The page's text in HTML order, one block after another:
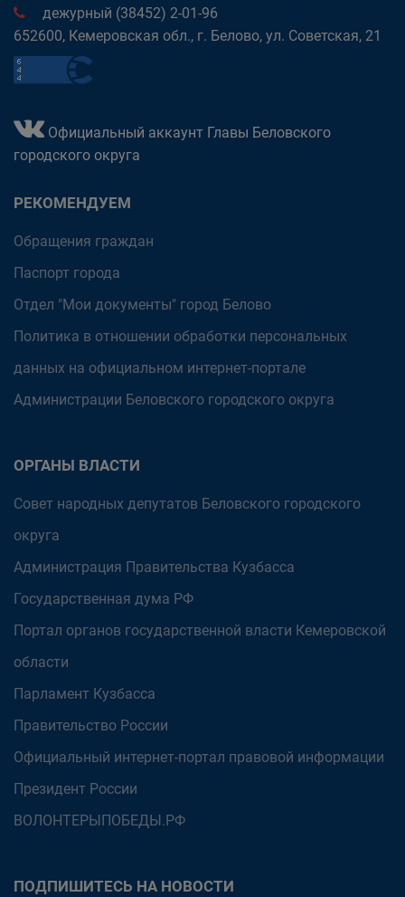
дежурный (38452) 2-01-96
652600, Кемеровская обл., г. Белово, ул. Советская, 21
Официальный аккаунт Главы Беловского
городского округа
РЕКОМЕНДУЕМ
Обращения граждан
Паспорт города
Отдел "Мои документы" город Белово
Политика в отношении обработки персональных
данных на официальном интернет-портале
Администрации Беловского городского округа
ОРГАНЫ ВЛАСТИ
Совет народных депутатов Беловского городского
округа
Администрация Правительства Кузбасса
Государственная дума РФ
Портал органов государственной власти Кемеровской
области
Парламент Кузбасса
Правительство России
Официальный интернет-портал правовой информации
Президент России
ВОЛОНТЕРЫПОБЕДЫ.РФ
ПОДПИШИТЕСЬ НА НОВОСТИ